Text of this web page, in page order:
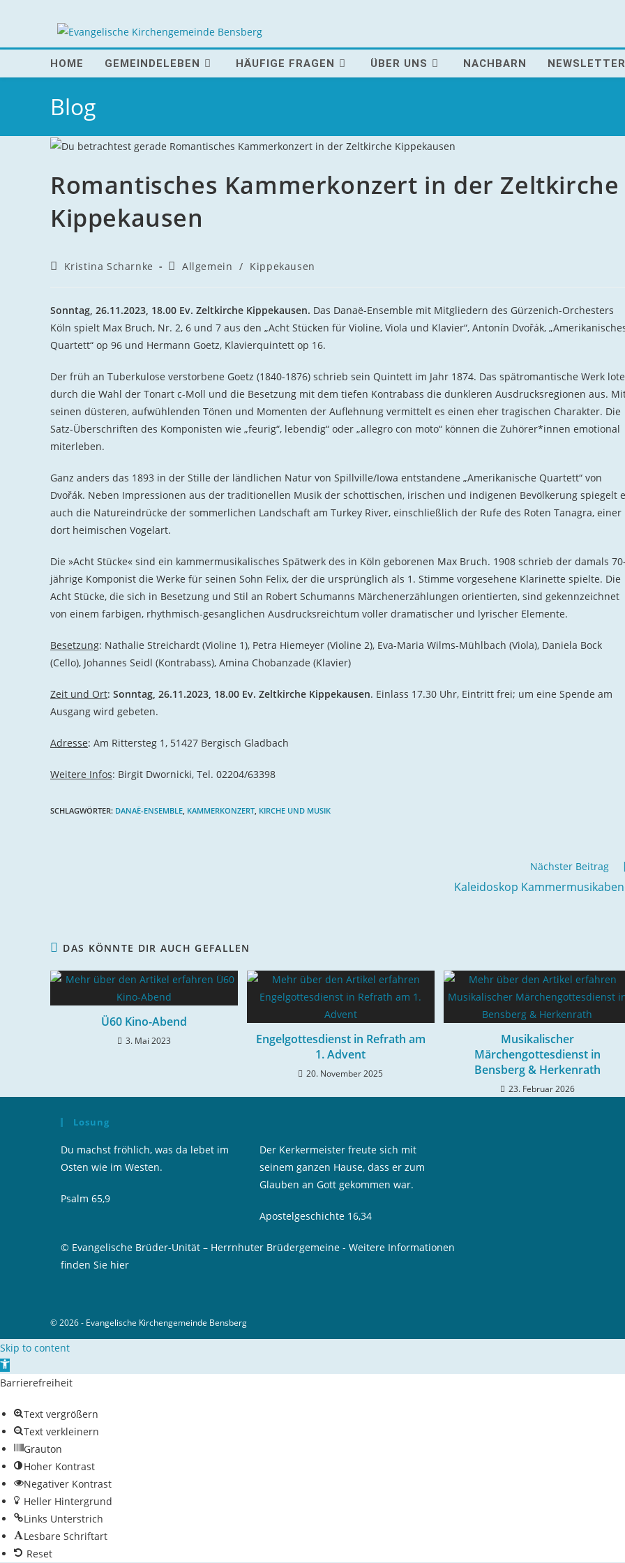
HOME GEMEINDELEBEN HÄUFIGE FRAGEN ÜBER UNS NACHBARN NEWSLETTER
Blog
Romantisches Kammerkonzert in der Zeltkirche
Kippekausen
Beitrags-
Kristina Scharnke
Beitrags-
Allgemein / Kippekausen
Sonntag, 26.11.2023, 18.00 Ev. Zeltkirche Kippekausen. Das Danaë-Ensemble mit Mitgliedern des Gürzenich-Orchesters
Köln spielt Max Bruch, Nr. 2, 6 und 7 aus den „Acht Stücken für Violine, Viola und Klavier“, Antonín Dvořák,
Quartett“ op 96 und Hermann Goetz, Klavierquintett op 16.
Der früh an Tuberkulose verstorbene Goetz (1840-1876) schrieb sein Quintett im Jahr 1874. Das spätromantische Werk
durch die Wahl der Tonart c-Moll und die Besetzung mit dem tiefen Kontrabass die dunkleren Ausdrucksregionen aus.
seinen düsteren, aufwühlenden Tönen und Momenten der Auflehnung vermittelt es einen eher tragischen Charakter. Die
Satz-Überschriften des Komponisten wie „feurig“, lebendig“ oder „allegro con moto“ können die Zuhörer*innen emotional
miterleben.
Ganz anders das 1893 in der Stille der ländlichen Natur von Spillville/Iowa entstandene „Amerikanische Quartett“ von
Dvořák. Neben Impressionen aus der traditionellen Musik der schottischen, irischen und indigenen Bevölkerung spiegelt
auch die Natureindrücke der sommerlichen Landschaft am Turkey River, einschließlich der Rufe des Roten Tanagra, einer
dort heimischen Vogelart.
Die »Acht Stücke« sind ein kammermusikalisches Spätwerk des in Köln geborenen Max Bruch. 1908 schrieb der damals
jährige Komponist die Werke für seinen Sohn Felix, der die ursprünglich als 1. Stimme vorgesehene Klarinette spielte. Die
Acht Stücke, die sich in Besetzung und Stil an Robert Schumanns Märchenerzählungen orientierten, sind gekennzeichnet
von einem farbigen, rhythmisch-gesanglichen Ausdrucksreichtum voller dramatischer und lyrischer Elemente.
Besetzung: Nathalie Streichardt (Violine 1), Petra Hiemeyer (Violine 2), Eva-Maria Wilms-Mühlbach (Viola), Daniela Bock
(Cello), Johannes Seidl (Kontrabass), Amina Chobanzade (Klavier)
Zeit und Ort: Sonntag, 26.11.2023, 18.00 Ev. Zeltkirche Kippekausen. Einlass 17.30 Uhr, Eintritt frei; um eine Spende am
Ausgang wird gebeten.
Adresse: Am Rittersteg 1, 51427 Bergisch Gladbach
Weitere Infos: Birgit Dwornicki, Tel. 02204/63398
SCHLAGWÖRTER: DANAË-ENSEMBLE KAMMERKONZERT KIRCHE UND MUSIK
Nächster Beitrag
Kaleidoskop
DAS KÖNNTE DIR AUCH GEFALLEN
Ü60 Kino-Abend
3. Mai 2023
Engelgottesdienst in Refrath am
1. Advent
20. November 2025
Musikalischer
Märchengottesdienst in
Bensberg & Herkenrath
23. Februar 2026
Losung
Du machst fröhlich, was da lebet im
Osten wie im Westen.
Psalm 65,9
Der Kerkermeister freute sich mit
seinem ganzen Hause, dass er zum
Glauben an Gott gekommen war.
Apostelgeschichte 16,34
© Evangelische Brüder-Unität – Herrnhuter Brüdergemeine - Weitere Informationen
finden Sie hier
© 2026 - Evangelische Kirchengemeinde Bensberg
Skip to content
Open toolbar
Barrierefreiheit
Text vergrößern
Text verkleinern
Grauton
Hoher Kontrast
Negativer Kontrast
Heller Hintergrund
Links Unterstrich
Lesbare Schriftart
Reset